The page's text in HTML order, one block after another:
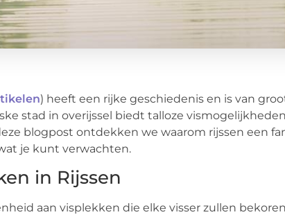
) heeft een rijke geschiedenis en is van
stad in overijssel biedt talloze
blogpost ontdekken we waarom rijssen een
je kunt verwachten.
in Rijssen
aan visplekken die elke visser zullen